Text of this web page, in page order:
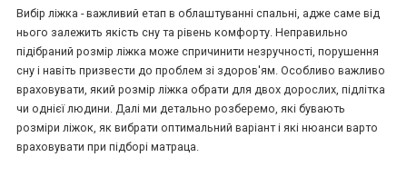
Вибір ліжка - важливий етап в облаштуванні спальні, адже саме від
нього залежить якість сну та рівень комфорту. Неправильно
підібраний розмір ліжка може спричинити незручності, порушення
сну і навіть призвести до проблем зі здоров'ям. Особливо важливо
враховувати, який розмір ліжка обрати для двох дорослих, підлітка
чи однієї людини. Далі ми детально розберемо, які бувають
розміри ліжок, як вибрати оптимальний варіант і які нюанси варто
враховувати при підборі матраца.